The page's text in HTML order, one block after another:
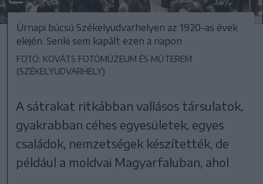
Úrnapi búcsú Székelyudvarhelyen az 1920-as évek
elején. Senki sem kapált ezen a napon
FOTÓ: KOVÁTS FOTÓMÚZEUM ÉS MŰTEREM
(SZÉKELYUDVARHELY)
A sátrakat ritkábban vallásos társulatok,
gyakrabban céhes egyesületek, egyes
családok, nemzetségek készítették, de
például a moldvai Magyarfaluban, ahol